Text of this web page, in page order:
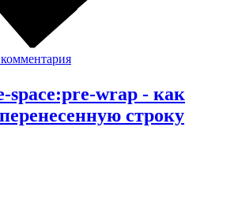
комментария
space:pre-wrap - как
строку